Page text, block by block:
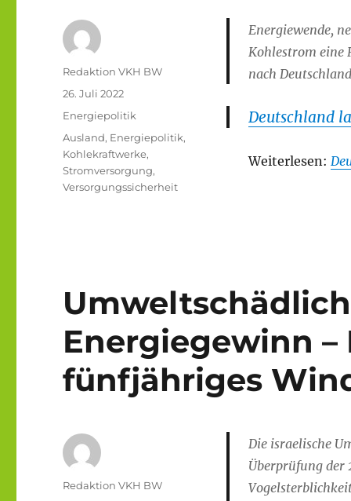
Energiewende,
Kohlestrom eine
nach
Deutschland
Weiterlesen:
Autor
Redaktion VKH BW
Veröffentlicht
26. Juli 2022
Kategorien
Energiepolitik
Schlagwörter
Ausland, Energiepolitik,
Kohlekraftwerke,
Stromversorgung,
Versorgungssicherheit
Energiegewinn –
fünfjähriges
Die israelische
Überprüfung der
Autor
Redaktion VKH BW